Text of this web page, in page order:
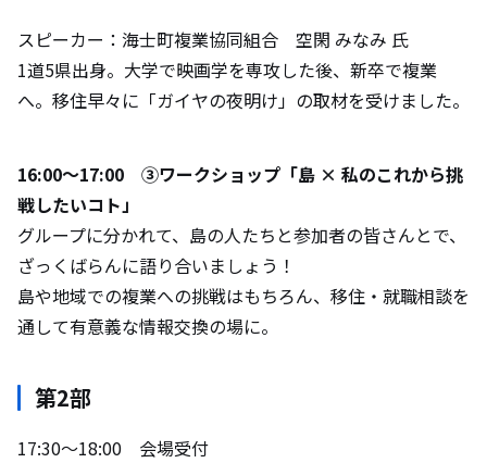
スピーカー：海士町複業協同組合 空閑 みなみ 氏
1道5県出身。大学で映画学を専攻した後、新卒で複業
へ。移住早々に「ガイヤの夜明け」の取材を受けました。
16:00〜17:00 ③ワークショップ「島 × 私のこれから挑
戦したいコト」
グループに分かれて、島の人たちと参加者の皆さんとで、
ざっくばらんに語り合いましょう！
島や地域での複業への挑戦はもちろん、移住・就職相談を
通して有意義な情報交換の場に。
第2部
17:30〜18:00 会場受付